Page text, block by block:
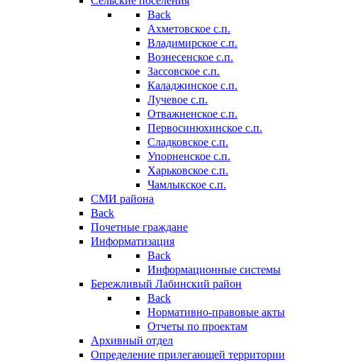
Back
Ахметовское с.п.
Владимирское с.п.
Вознесенское с.п.
Зассовское с.п.
Каладжинское с.п.
Лучевое с.п.
Отважненское с.п.
Первосинюхинское с.п.
Сладковское с.п.
Упорненское с.п.
Харьковское с.п.
Чамлыкское с.п.
СМИ района
Back
Почетные граждане
Информатизация
Back
Информационные системы
Бережливый Лабинский район
Back
Нормативно-правовые акты
Отчеты по проектам
Архивный отдел
Определение прилегающей территории